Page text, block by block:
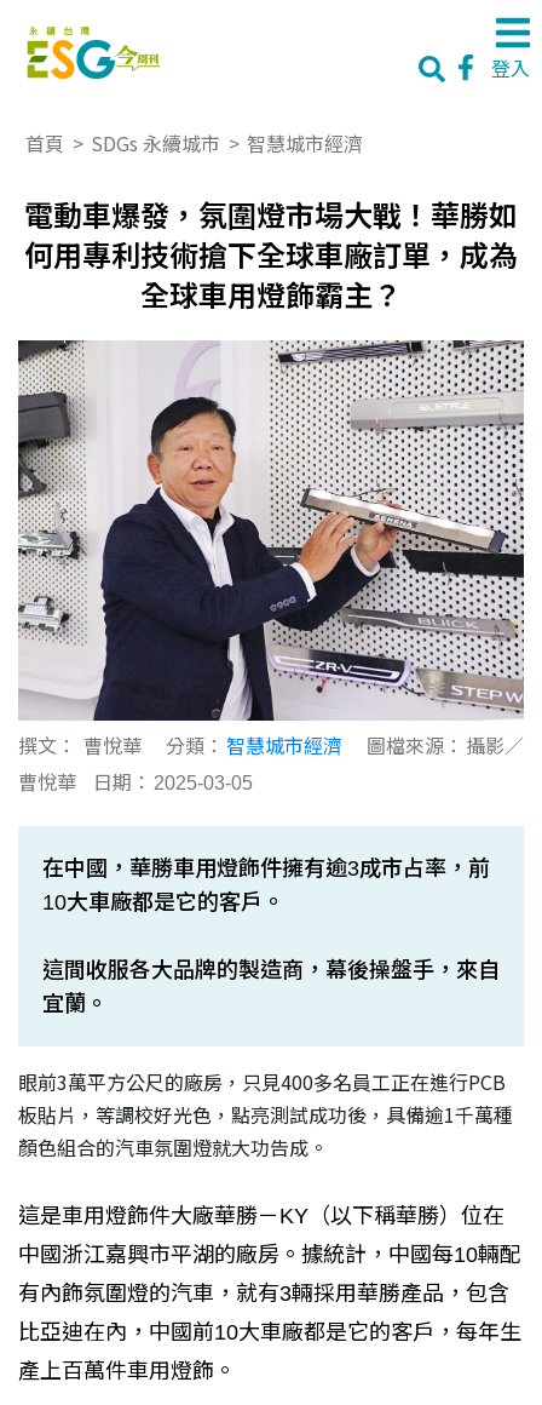
登入
首頁 > SDGs 永續城市 > 智慧城市經濟
電動車爆發，氛圍燈市場大戰！華勝如
何用專利技術搶下全球車廠訂單，成為
全球車用燈飾霸主？
撰文： 曹悅華 分類： 智慧城市經濟 圖檔來源： 攝影／
曹悅華
日期： 2025-03-05
在中國，華勝車用燈飾件擁有逾3成市占率，前
10大車廠都是它的客戶。
這間收服各大品牌的製造商，幕後操盤手，來自
宜蘭。
眼前3萬平方公尺的廠房，只見400多名員工正在進行PCB
板貼片，等調校好光色，點亮測試成功後，具備逾1千萬種
顏色組合的汽車氛圍燈就大功告成。
這是車用燈飾件大廠華勝－KY（以下稱華勝）位在
中國浙江嘉興市平湖的廠房。據統計，中國每10輛配
有內飾氛圍燈的汽車，就有3輛採用華勝產品，包含
比亞迪在內，中國前10大車廠都是它的客戶，每年生
產上百萬件車用燈飾。